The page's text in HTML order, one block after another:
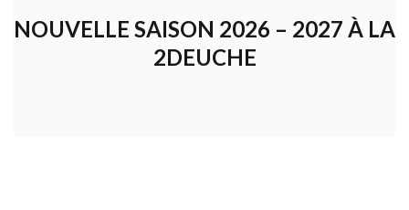
NOUVELLE SAISON 2026 – 2027 À LA
2DEUCHE